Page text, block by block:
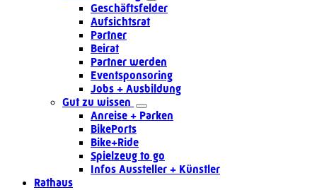
Geschäftsfelder
Aufsichtsrat
Partner
Beirat
Partner werden
Eventsponsoring
Jobs + Ausbildung
Gut zu wissen
Anreise + Parken
BikePorts
Bike+Ride
Spielzeug to go
Infos Aussteller + Künstler
Rathaus